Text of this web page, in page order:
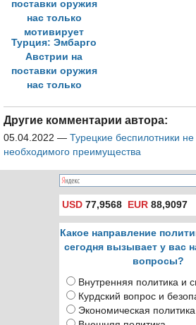
Турция: Эмбарго
Австрии на
поставки оружия
нас только
Другие комментарии автора:
05.04.2022 — Турецкие беспилотники
необходимого преимущества
USD 77,9568 EUR 88,9097
Какое направление
сегодня вызывает у вас
вопросы?
Внутренняя политика и
Курдский вопрос и
Экономическая политика